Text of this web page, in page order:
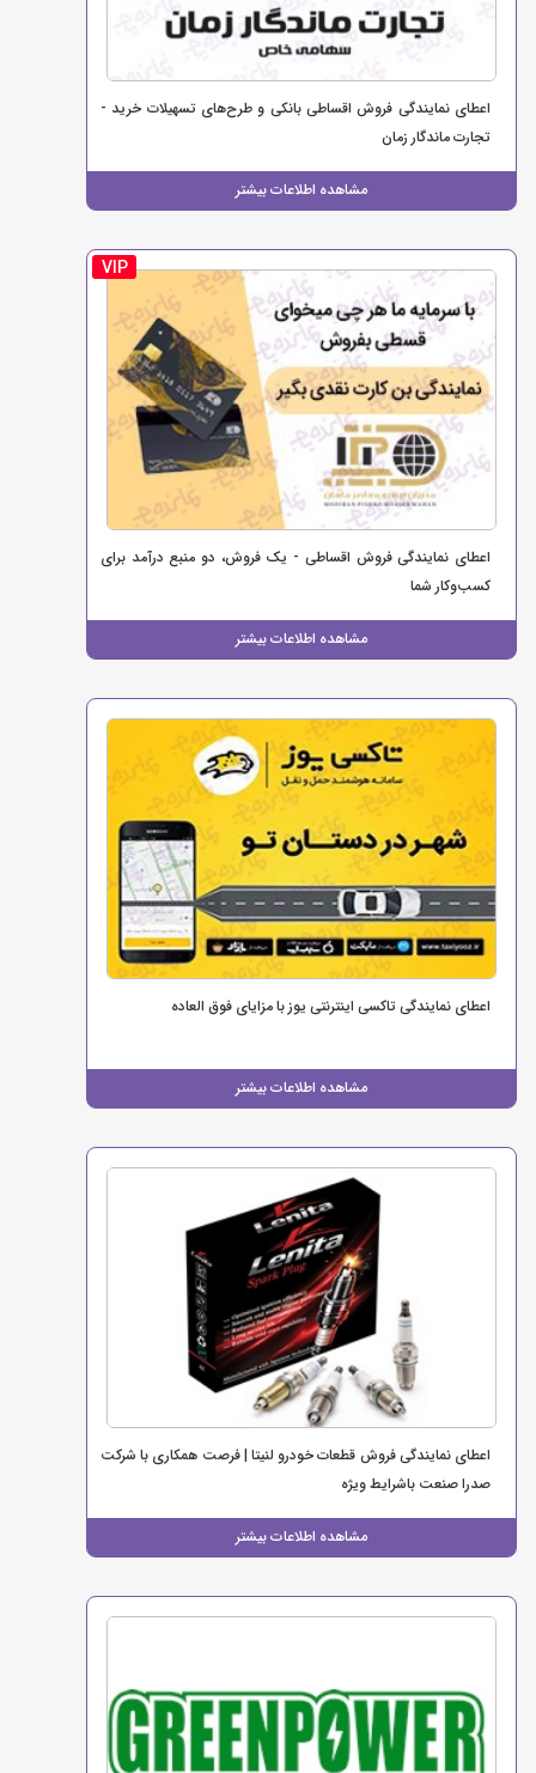
اعطای نمایندگی فروش اقساطی بانکی و طرح‌های تسهیلات خرید -
تجارت ماندگار زمان
مشاهده اطلاعات بیشتر
VIP
اعطای نمایندگی فروش اقساطی - یک فروش، دو منبع درآمد برای
کسب‌وکار شما
مشاهده اطلاعات بیشتر
اعطای نمایندگی تاکسی اینترنتی یوز با مزایای فوق العاده
مشاهده اطلاعات بیشتر
اعطای نمایندگی فروش قطعات خودرو لنیتا | فرصت همکاری با شرکت
صدرا صنعت باشرایط ویژه
مشاهده اطلاعات بیشتر